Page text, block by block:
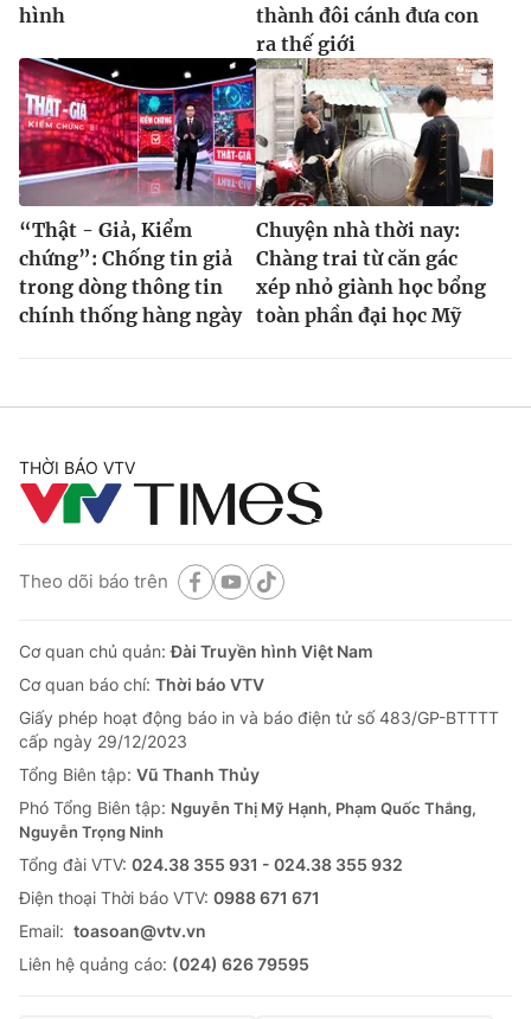
hình
thành đôi cánh đưa con
ra thế giới
“Thật - Giả, Kiểm
chứng”: Chống tin giả
trong dòng thông tin
chính thống hàng ngày
Chuyện nhà thời nay:
Chàng trai từ căn gác
xép nhỏ giành học bổng
toàn phần đại học Mỹ
THỜI BÁO VTV
Theo dõi báo trên
Cơ quan chủ quản:Đài Truyền hình Việt Nam
Cơ quan báo chí: Thời báo VTV
Giấy phép hoạt động báo in và báo điện tử số 483/GP-BTTTT
cấp ngày 29/12/2023
Tổng Biên tập: Vũ Thanh Thủy
Phó Tổng Biên tập: Nguyễn Thị Mỹ Hạnh, Phạm Quốc Thắng,
Nguyễn Trọng Ninh
Tổng đài VTV: 024.38 355 931 - 024.38 355 932
Ðiện thoại Thời báo VTV: 0988 671 671
Email: toasoan@vtv.vn
Liên hệ quảng cáo: (024) 626 79595